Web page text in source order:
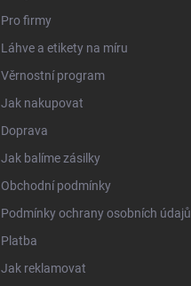
Pro firmy
Láhve a etikety na míru
Věrnostní program
Jak nakupovat
Doprava
Jak balíme zásilky
Obchodní podmínky
Podmínky ochrany osobních údajů
Platba
Jak reklamovat